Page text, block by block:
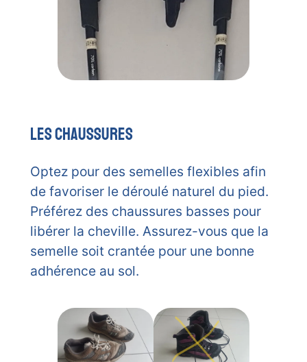
Les chaussures
Optez pour des semelles flexibles afin
de favoriser le déroulé naturel du pied.
Préférez des chaussures basses pour
libérer la cheville. Assurez-vous que la
semelle soit crantée pour une bonne
adhérence au sol.